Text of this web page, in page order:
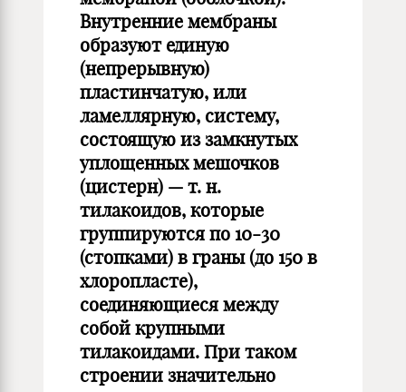
Внутренние мембраны
образуют единую
(непрерывную)
пластинчатую, или
ламеллярную, систему,
состоящую из замкнутых
уплощенных мешочков
(цистерн) — т. н.
тилакоидов, которые
группируются по 10-30
(стопками) в граны (до 150 в
хлоропласте),
соединяющиеся между
собой крупными
тилакоидами. При таком
строении значительно